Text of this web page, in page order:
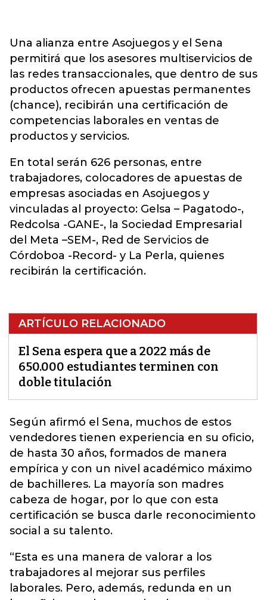
Una alianza entre Asojuegos y el Sena
permitirá que los asesores multiservicios de
las redes transaccionales, que dentro de sus
productos ofrecen apuestas permanentes
(chance), recibirán una certificación de
competencias laborales en ventas de
productos y servicios.
En total serán 626 personas, entre
trabajadores, colocadores de apuestas de
empresas asociadas en Asojuegos y
vinculadas al proyecto: Gelsa – Pagatodo-,
Redcolsa -GANE-, la Sociedad Empresarial
del Meta –SEM-, Red de Servicios de
Córdoboa -Record- y La Perla, quienes
recibirán la certificación.
ARTÍCULO RELACIONADO
El Sena espera que a 2022 más de
650.000 estudiantes terminen con
doble titulación
Según afirmó el Sena, muchos de estos
vendedores tienen experiencia en su oficio,
de hasta 30 años, formados de manera
empírica y con un nivel académico máximo
de bachilleres. La mayoría son madres
cabeza de hogar, por lo que con esta
certificación se busca darle reconocimiento
social a su talento.
“Esta es una manera de valorar a los
trabajadores al mejorar sus perfiles
laborales. Pero, además, redunda en un